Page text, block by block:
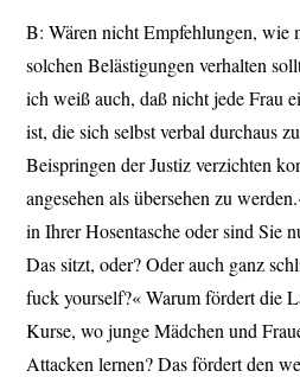
B: Wären nicht Empfehlungen, wie
solchen Belästigungen verhalten
ich weiß auch, daß nicht jede Frau
ist, die sich selbst verbal durchaus
Beispringen der Justiz verzichten
angesehen als übersehen zu
in Ihrer Hosentasche oder sind Sie
Das sitzt, oder? Oder auch ganz
fuck yourself?« Warum fördert die
Kurse, wo junge Mädchen und
Attacken lernen? Das fördert den